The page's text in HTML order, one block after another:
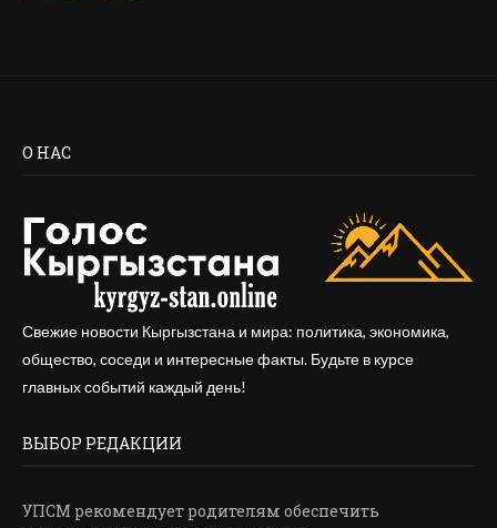
О НАС
Свежие новости Кыргызстана и мира: политика, экономика,
общество, соседи и интересные факты. Будьте в курсе
главных событий каждый день!
ВЫБОР РЕДАКЦИИ
УПСМ рекомендует родителям обеспечить